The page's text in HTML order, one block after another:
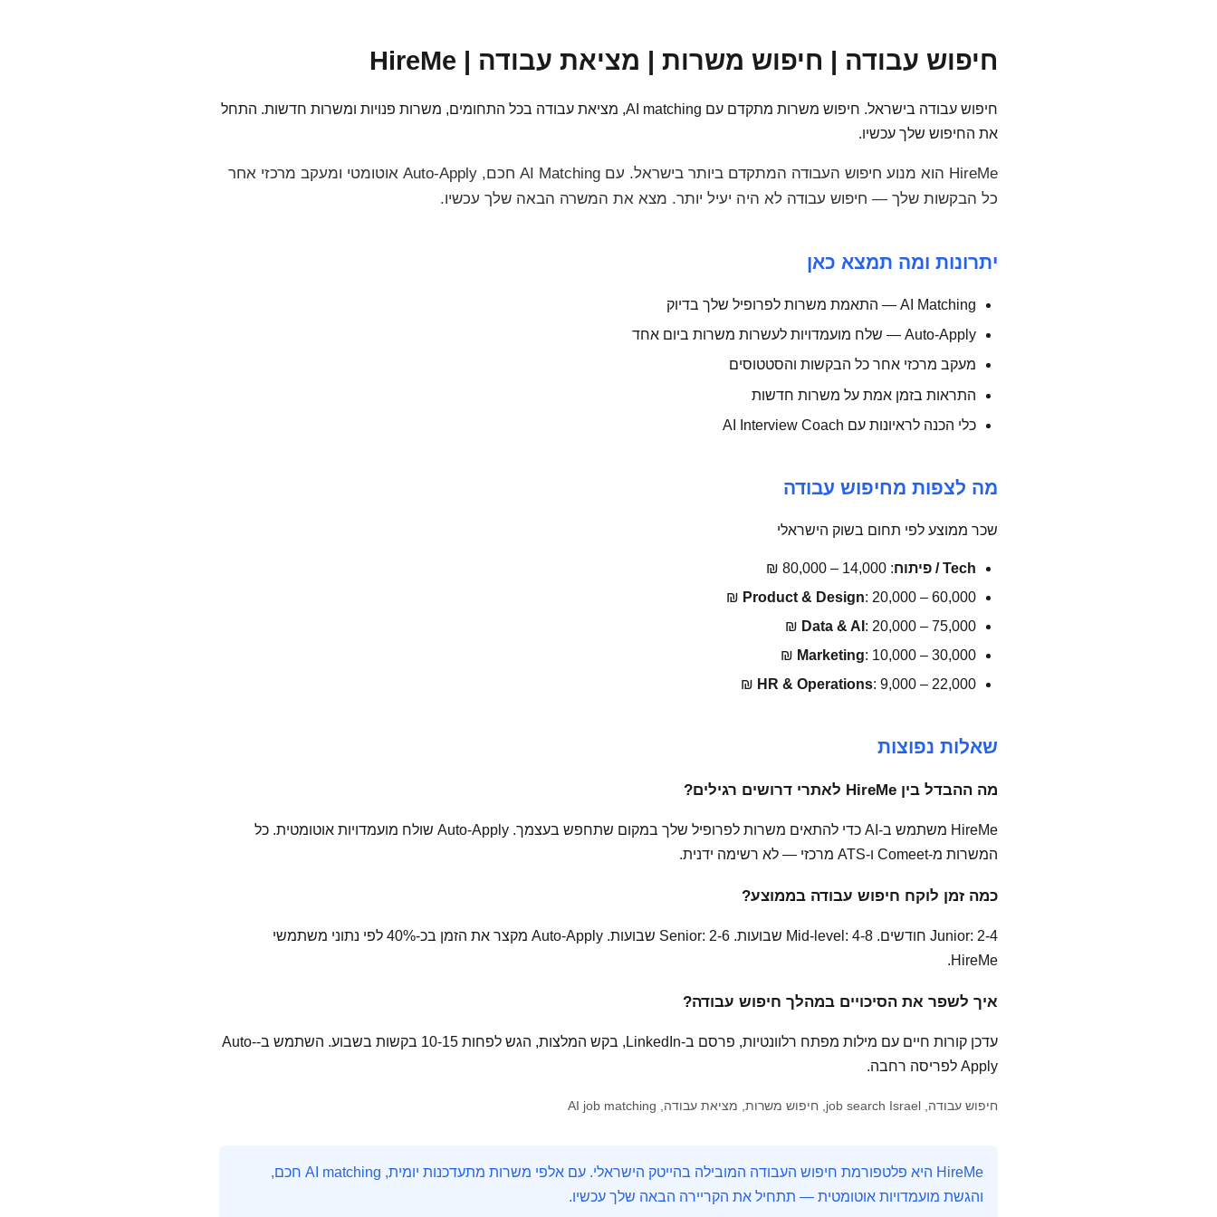
חיפוש עבודה | חיפוש משרות | מציאת עבודה | HireMe
חיפוש עבודה בישראל. חיפוש משרות מתקדם עם AI matching, מציאת עבודה בכל התחומים, משרות פנויות ומשרות חדשות. התחל
את החיפוש שלך עכשיו.
HireMe הוא מנוע חיפוש העבודה המתקדם ביותר בישראל. עם AI Matching חכם, Auto-Apply אוטומטי ומעקב מרכזי אחר
כל הבקשות שלך — חיפוש עבודה לא היה יעיל יותר. מצא את המשרה הבאה שלך עכשיו.
יתרונות ומה תמצא כאן
AI Matching — התאמת משרות לפרופיל שלך בדיוק
Auto-Apply — שלח מועמדויות לעשרות משרות ביום אחד
מעקב מרכזי אחר כל הבקשות והסטטוסים
התראות בזמן אמת על משרות חדשות
כלי הכנה לראיונות עם AI Interview Coach
מה לצפות מחיפוש עבודה
שכר ממוצע לפי תחום בשוק הישראלי
Tech / פיתוח
: 14,000 – 80,000 ₪
Product & Design: 20,000 – 60,000 ₪
Data & AI : 20,000 – 75,000 ₪
Marketing: 10,000 – 30,000 ₪
HR & Operations: 9,000 – 22,000 ₪
שאלות נפוצות
מה ההבדל בין HireMe לאתרי דרושים רגילים?
HireMe משתמש ב-AI כדי להתאים משרות לפרופיל שלך במקום שתחפש בעצמך. Auto-Apply שולח מועמדויות אוטומטית. כל
המשרות מ-Comeet ו-ATS מרכזי — לא רשימה ידנית.
כמה זמן לוקח חיפוש עבודה בממוצע?
Junior: 2-4 חודשים. Mid-level: 4-8 שבועות. Senior: 2-6 שבועות. Auto-Apply מקצר את הזמן בכ-40% לפי נתוני משתמשי
HireMe.
איך לשפר את הסיכויים במהלך חיפוש עבודה?
עדכן קורות חיים עם מילות מפתח רלוונטיות, פרסם ב-LinkedIn, בקש המלצות, הגש לפחות 10-15 בקשות בשבוע. השתמש ב-Auto-
Apply לפריסה רחבה.
חיפוש עבודה, job search Israel, חיפוש משרות, מציאת עבודה, AI job matching
HireMe היא פלטפורמת חיפוש העבודה המובילה בהייטק הישראלי. עם אלפי משרות מתעדכנות יומית, AI matching חכם,
והגשת מועמדויות אוטומטית — תתחיל את הקריירה הבאה שלך עכשיו.